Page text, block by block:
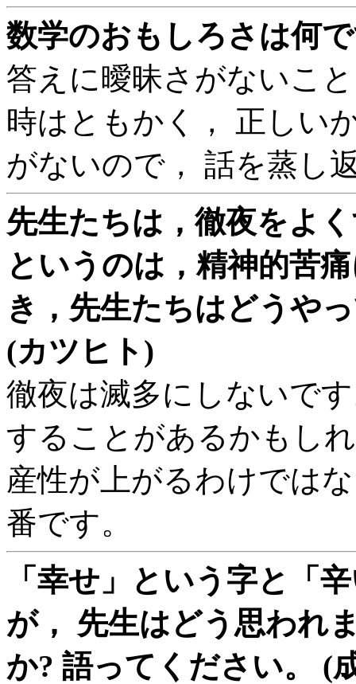
数学のおもしろさは何
答えに曖昧さがないこ
時はともかく， 正しい
がないので， 話を蒸し
先生たちは，徹夜をよ
というのは，精神的苦
き，先生たちはどうや
(カツヒト)
徹夜は滅多にしないで
することがあるかもし
産性が上がるわけでは
番です。
「幸せ」という字と「
が， 先生はどう思われ
か? 語ってください。 (